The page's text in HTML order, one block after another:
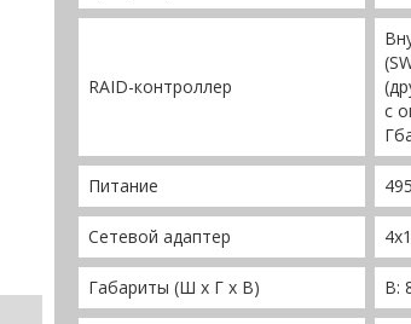
RAID-контроллер
с
Питание
Сетевой адаптер
Габариты (Ш x Г x В) В: